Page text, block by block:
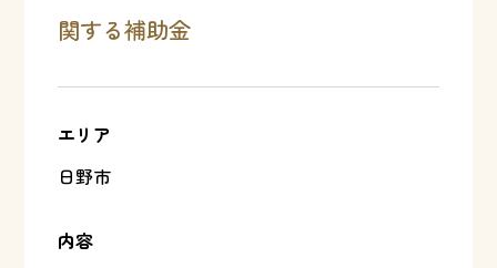
関する補助金
エリア
日野市
内容